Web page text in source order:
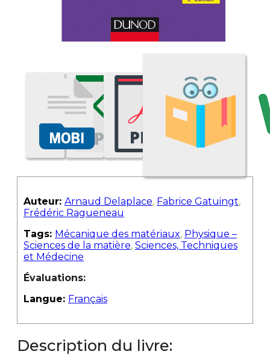
Auteur: Arnaud Delaplace, Fabrice Gatuingt,
Frédéric Ragueneau
Tags: Mécanique des matériaux, Physique –
Sciences de la matière, Sciences, Techniques
et Médecine
Évaluations:
Langue: Français
Description du livre: